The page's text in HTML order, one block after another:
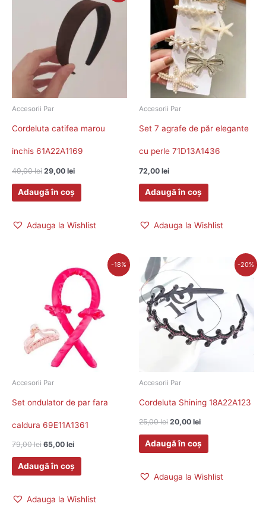
Accesorii Par
Cordeluta catifea marou
inchis 61A22A1169
49,00lei
49,00 lei.
29,00 lei
este:
29,00 lei.
Adaugă în coș
Adauga la Wishlist
Accesorii Par
Set 7 agrafe de păr elegante
cu perle 71D13A1436
72,00 lei
Adaugă în coș
Adauga la Wishlist
-18%
Accesorii Par
Set ondulator de par fara
caldura 69E11A1361
79,00lei
inițial
fost:
79,00 lei.
65,00 lei
curent
este:
65,00 lei.
Adaugă în coș
Adauga la Wishlist
-20%
Accesorii Par
Cordeluta Shining 18A22A123
25,00lei
Prețul
inițial
a
fost:
25,00 lei.
20,00 lei
20,00 lei.
Adaugă în coș
Adauga la Wishlist